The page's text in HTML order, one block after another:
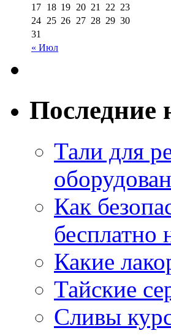
« Июл
17 18 19 20 21 22 23
24 25 26 27 28 29 30
31
Последние
Тали для
Как
бесплатно
Какие
Тайские
Сливы